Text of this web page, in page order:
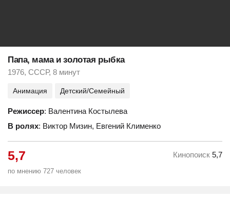
Папа, мама и золотая рыбка
1976, СССР, 8 минут
Анимация Детский/Семейный
Режиссер: Валентина Костылева
В ролях: Виктор Мизин, Евгений Клименко
5,7
по мнению 727 человек
Кинопоиск 5,7